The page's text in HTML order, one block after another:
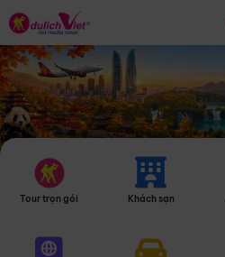
Tour trọn gói Khách sạn